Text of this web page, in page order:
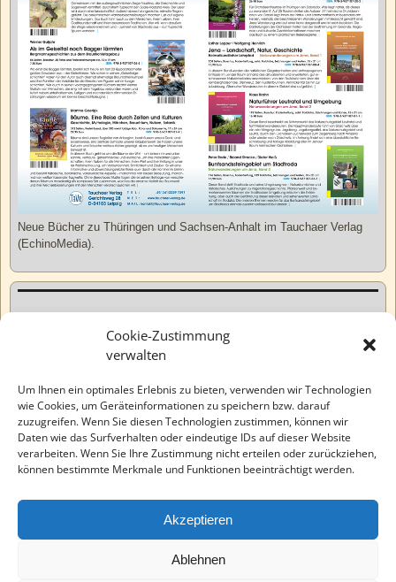
Cookie-Zustimmung
verwalten
Um Ihnen ein optimales Erlebnis zu bieten, verwenden wir Technologien
wie Cookies, um Geräteinformationen zu speichern bzw. darauf
zuzugreifen. Wenn Sie diesen Technologien zustimmen, können wir
Daten wie das Surfverhalten oder eindeutige IDs auf dieser Website
verarbeiten. Wenn Sie Ihre Zustimmung nicht erteilen oder zurückziehen,
können bestimmte Merkmale und Funktionen beeinträchtigt werden.
Akzeptieren
Ablehnen
Neue Bücher zu Thüringen und Sachsen-Anhalt im Tauchaer Verlag
(EchinoMedia).
Varia